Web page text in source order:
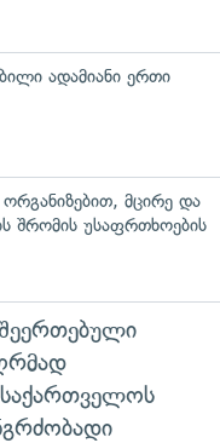
ადამიანი ერთი
მცირე და
შრომის უსაფრთხოების